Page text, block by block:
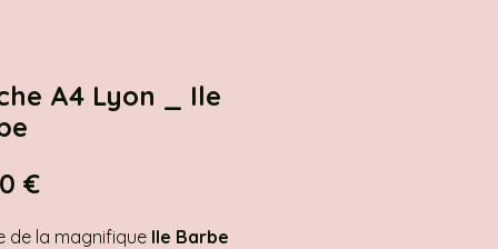
A4 Lyon _ Ile
€Prix
de la magnifique Ile Barbe